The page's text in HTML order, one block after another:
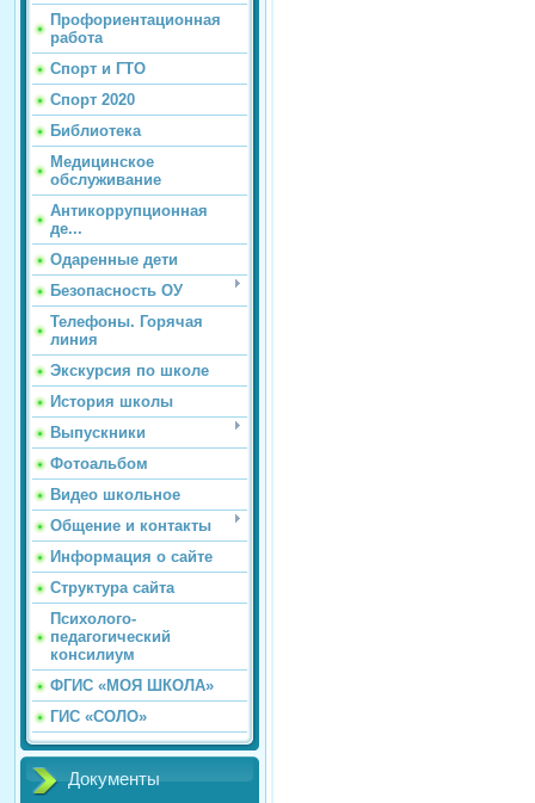
Профориентационная
работа
Спорт и ГТО
Спорт 2020
Библиотека
Медицинское
обслуживание
Антикоррупционная
де...
Одаренные дети
Безопасность ОУ
Телефоны. Горячая
линия
Экскурсия по школе
История школы
Выпускники
Фотоальбом
Видео школьное
Общение и контакты
Информация о сайте
Структура сайта
Психолого-
педагогический
консилиум
ФГИС «МОЯ ШКОЛА»
ГИС «СОЛО»
Документы